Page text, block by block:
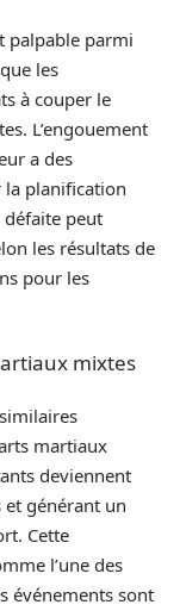
palpable parmi
les
à couper le
L’engouement
a des
la planification
défaite peut
les résultats de
pour les
mixtes
martiaux
deviennent
générant un
Cette
l’une des
événements sont